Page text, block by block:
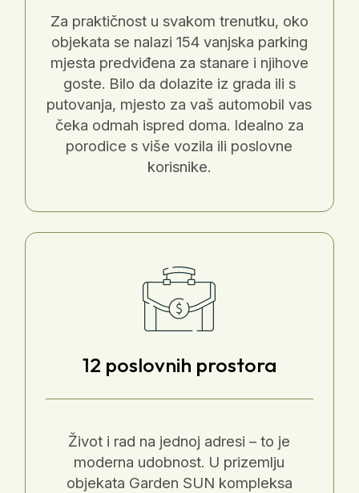
Za praktičnost u svakom trenutku, oko
objekata se nalazi 154 vanjska parking
mjesta predviđena za stanare i njihove
goste. Bilo da dolazite iz grada ili s
putovanja, mjesto za vaš automobil vas
čeka odmah ispred doma. Idealno za
porodice s više vozila ili poslovne
korisnike.
12 poslovnih prostora
Život i rad na jednoj adresi – to je
moderna udobnost. U prizemlju
objekata Garden SUN kompleksa